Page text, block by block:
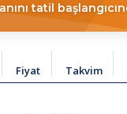
tatil
Fiyat Takvim